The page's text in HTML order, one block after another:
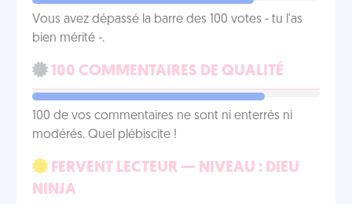
Vous avez dépassé la barre des 100 votes - tu l'as
bien mérité -.
100 COMMENTAIRES DE QUALITÉ
100 de vos commentaires ne sont ni enterrés ni
modérés. Quel plébiscite !
FERVENT LECTEUR — NIVEAU : DIEU
NINJA